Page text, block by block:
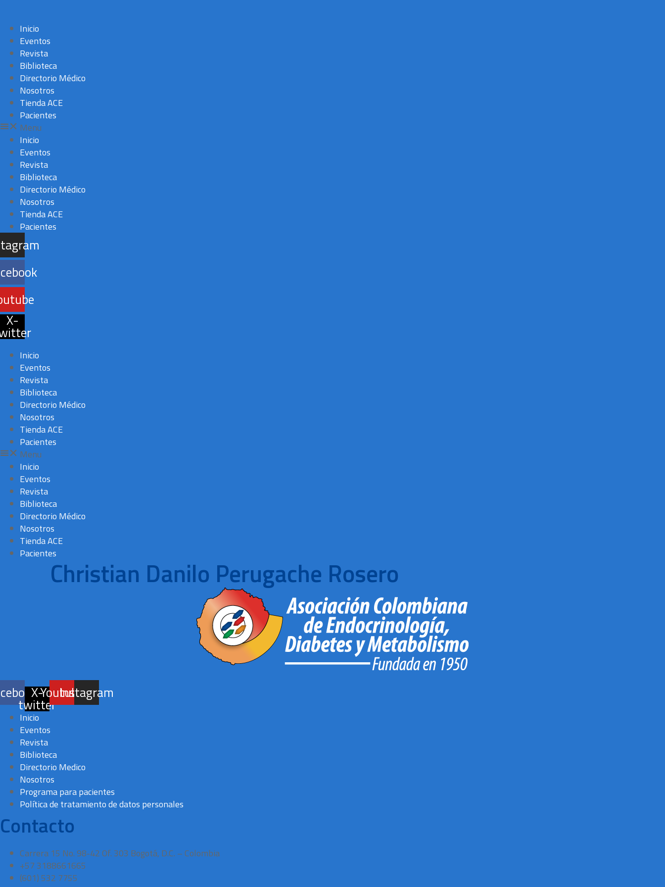
contenido
Inicio
Eventos
Revista
Biblioteca
Directorio Médico
Nosotros
Tienda ACE
Pacientes
Menu
Inicio
Eventos
Revista
Biblioteca
Directorio Médico
Nosotros
Tienda ACE
Pacientes
X-
Inicio
Eventos
Revista
Biblioteca
Directorio Médico
Nosotros
Tienda ACE
Pacientes
Menu
Inicio
Eventos
Revista
Biblioteca
Directorio Médico
Nosotros
Tienda ACE
Pacientes
Christian Danilo Perugache Rosero
X-
twitter
Youtube
Instagram
Inicio
Eventos
Revista
Biblioteca
Directorio Medico
Nosotros
Programa para pacientes
Política de tratamiento de datos personales
Contacto
Carrera 15 No. 98-42 Of. 303 Bogotá, D.C. – Colombia
+57 3188661665
(601) 532 7755